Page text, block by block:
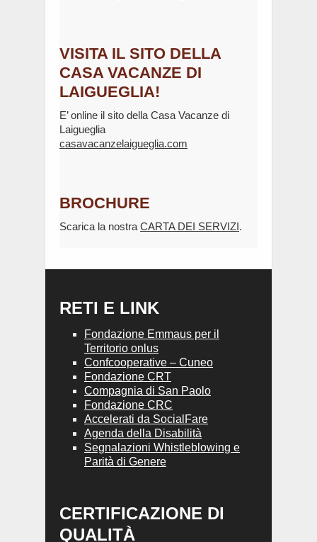
VISITA IL SITO DELLA
CASA VACANZE DI
LAIGUEGLIA!
E’ online il sito della Casa Vacanze di
Laigueglia
casavacanzelaigueglia.com
BROCHURE
Scarica la nostra CARTA DEI SERVIZI.
RETI E LINK
Fondazione Emmaus per il
Territorio onlus
Confcooperative – Cuneo
Fondazione CRT
Compagnia di San Paolo
Fondazione CRC
Accelerati da SocialFare
Agenda della Disabilità
Segnalazioni Whistleblowing e
Parità di Genere
CERTIFICAZIONE DI
QUALITÀ